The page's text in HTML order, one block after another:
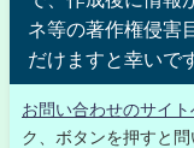
ネ等の著作権侵害
だけますと幸いで
お問い合わせのサイ
ク、ボタンを押すと